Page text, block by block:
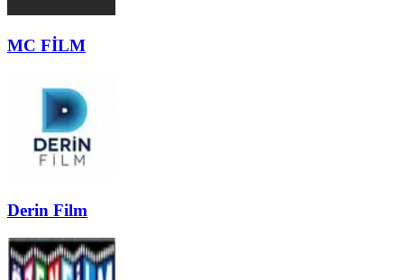
MC FİLM
Derin Film